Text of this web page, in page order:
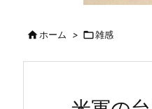
ホーム > 雑感